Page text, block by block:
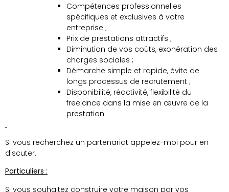
Compétences professionnelles
spécifiques et exclusives à votre
entreprise ;
Prix de prestations attractifs ;
Diminution de vos coûts, exonération des
charges sociales ;
Démarche simple et rapide, évite de
longs processus de recrutement ;
Disponibilité, réactivité, flexibilité du
freelance dans la mise en œuvre de la
prestation.
Si vous recherchez un partenariat appelez-moi pour en
discuter.
Particuliers :
Si vous souhaitez construire votre maison par vos